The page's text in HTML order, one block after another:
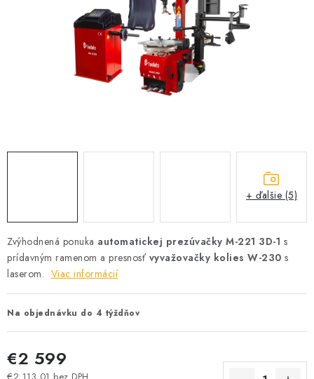
GARÁŽOVÝ BAZÁR
AUTODOPLNKY
Doprava a platba
Doplnkové služby Profigaráž.sk
Newsletter z Profigaráž.sk
Darček k objednávke
Nákup na splátky Quatro - Profigaráž.sk
Kalkulačka Quatro
Zvýhodnená ponuka automatickej prezúvačky M-221 3D-1 s
prídavným ramenom a presnosť vyvažovačky kolies W-230 s
laserom. Viac informácií
Na objednávku do 4 týždňov
€2 599
+ ďalšie (5)